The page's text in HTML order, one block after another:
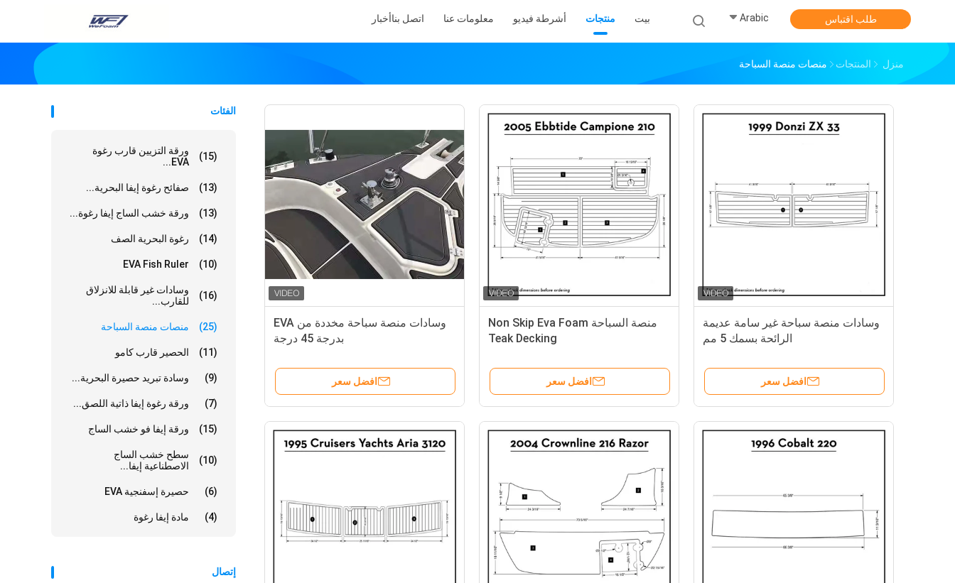
بيت منتجات أشرطة فيديو معلومات عنا اتصل بناأخبار Arabic طلب اقتباس
منزل المنتجات منصات منصة السباحة
الفئات
ورقة التزيين قارب رغوة
EVA...
(15)
صفائح رغوة إيفا البحرية... (13)
ورقة خشب الساج إيفا رغوة... (13)
رغوة البحرية الصف (14)
EVA Fish Ruler (10)
وسادات غير قابلة للانزلاق
للقارب...
(16)
منصات منصة السباحة (25)
الحصير قارب كامو (11)
وسادة تبريد حصيرة البحرية... (9)
ورقة رغوة إيفا ذاتية اللصق... (7)
ورقة إيفا فو خشب الساج (15)
سطح خشب الساج
الاصطناعية إيفا...
(10)
حصيرة إسفنجية EVA (6)
مادة إيفا رغوة (4)
إتصال
وسادات منصة سباحة مخددة من EVA
بدرجة 45 درجة
افضل سعر
منصة السباحة Non Skip Eva Foam
Teak Decking
افضل سعر
وسادات منصة سباحة غير سامة عديمة
الرائحة بسمك 5 مم
افضل سعر